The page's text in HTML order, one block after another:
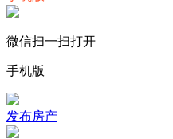
微信扫一扫打开
手机版
发布房产